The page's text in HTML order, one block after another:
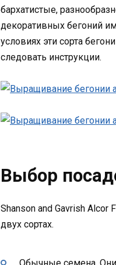
бархатистые,
декоративных бегоний
условиях эти сорта
следовать инструкции.
Выбор
Shanson and Gavrish
двух сортах.
Обычные семена.